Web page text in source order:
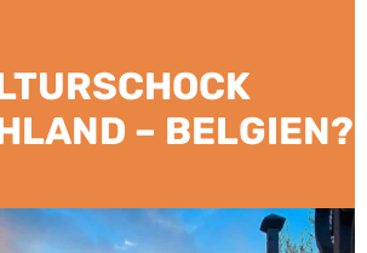
– BELGIEN?